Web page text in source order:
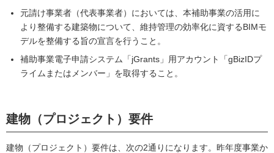
元請け事業者（代表事業者）においては、本補助事業の活用に
より整備する建築物について、維持管理の効率化に資するBIMモ
デルを整備する旨の宣言を行うこと。
補助事業電子申請システム「jGrants」用アカウント「gBizIDプ
ライムまたはメンバー」を取得すること。
建物（プロジェクト）要件
建物（プロジェクト）要件は、次の2通りになります。昨年度事業か